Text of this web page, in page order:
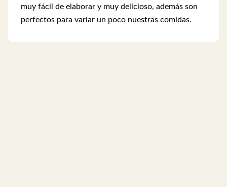
muy fácil de elaborar y muy delicioso, además son
perfectos para variar un poco nuestras comidas.